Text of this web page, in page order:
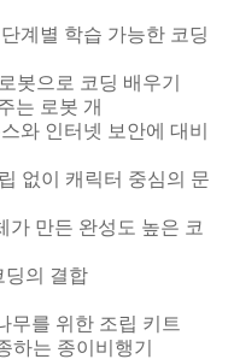
계별 학습 가능한 코딩
봇으로 코딩 배우기
는 로봇 개
와 인터넷 보안에 대비
없이 캐릭터 중심의 문
가 만든 완성도 높은 코
딩의 결합
무를 위한 조립 키트
하는 종이비행기